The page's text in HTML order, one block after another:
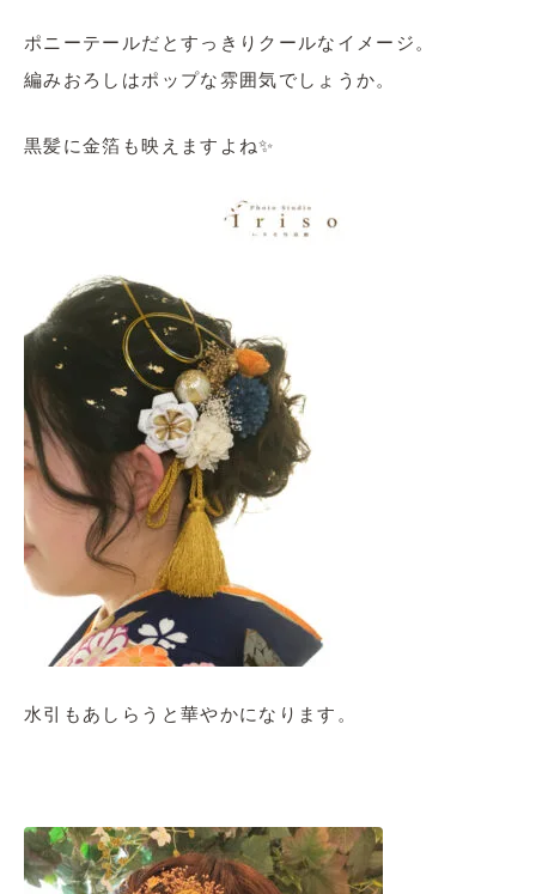
ポニーテールだとすっきりクールなイメージ。
編みおろしはポップな雰囲気でしょうか。
黒髪に金箔も映えますよね✨
水引もあしらうと華やかになります。